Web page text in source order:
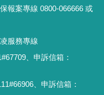
報案專線 0800-066666 或
服務專線
、申訴信箱：
、申訴信箱：